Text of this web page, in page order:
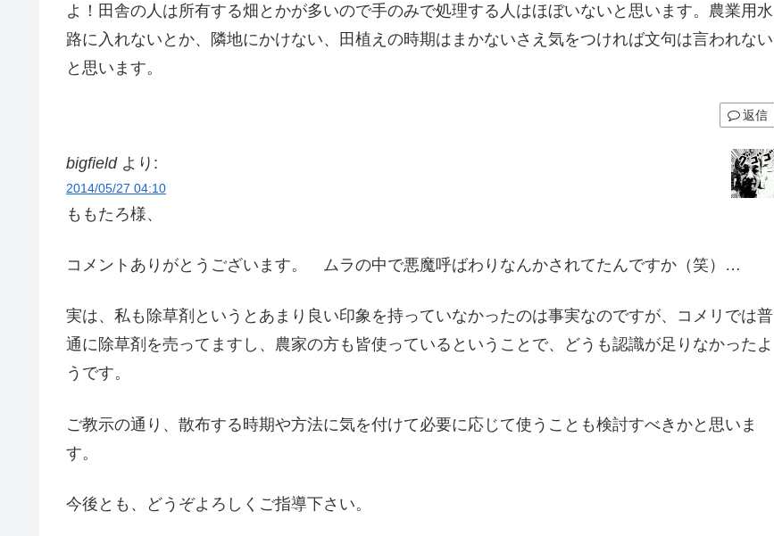
よ！田舎の人は所有する畑とかが多いので手のみで処理する人はほぼいないと思います。農業用水
路に入れないとか、隣地にかけない、田植えの時期はまかないさえ気をつければ文句は言われない
と思います。
返信
bigfield より:
2014/05/27 04:10
ももたろ様、
コメントありがとうございます。 ムラの中で悪魔呼ばわりなんかされてたんですか（笑）…
実は、私も除草剤というとあまり良い印象を持っていなかったのは事実なのですが、コメリでは普
通に除草剤を売ってますし、農家の方も皆使っているということで、どうも認識が足りなかったよ
うです。
ご教示の通り、散布する時期や方法に気を付けて必要に応じて使うことも検討すべきかと思いま
す。
今後とも、どうぞよろしくご指導下さい。